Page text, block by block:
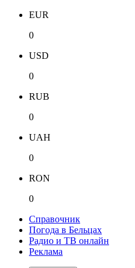
EUR
0
USD
0
RUB
0
UAH
0
RON
0
Справочник
Погода в Бельцах
Радио и ТВ онлайн
Реклама